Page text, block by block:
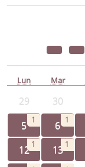
Lun Mar
29 30
5 1 6 1
12 1 13 1